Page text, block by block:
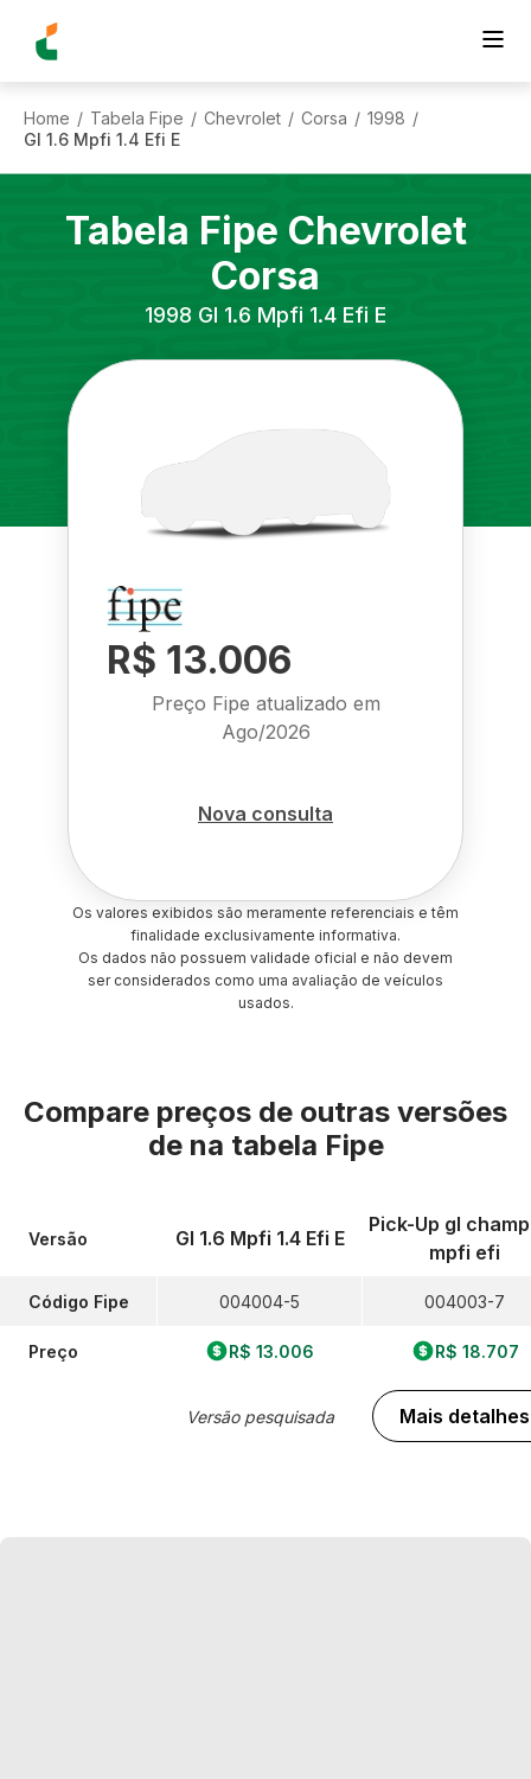
Home / Tabela Fipe / Chevrolet / Corsa / 1998 /
Gl 1.6 Mpfi 1.4 Efi E
Tabela Fipe Chevrolet
Corsa
1998 Gl 1.6 Mpfi 1.4 Efi E
R$ 13.006
Preço Fipe atualizado em
Ago/2026
Nova consulta
Os valores exibidos são meramente referenciais e têm
finalidade exclusivamente informativa.
Os dados não possuem validade oficial e não devem
ser considerados como uma avaliação de veículos
usados.
Compare preços de outras versões
de na tabela Fipe
Versão
Código Fipe
Preço
Gl 1.6 Mpfi 1.4 Efi E
004004-5
R$ 13.006
Versão pesquisada
Pick-Up gl
mpfi efi
004003-7
R$ 18.707
Mais detalhes